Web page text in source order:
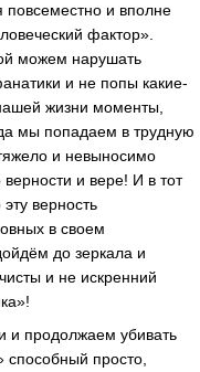
повсеместно и вполне
фактор».
можем нарушать
и не попы какие-
жизни моменты,
мы попадаем в трудную
и невыносимо
и вере! И в тот
верность
в своем
до зеркала и
и не искренний
и продолжаем убивать
способный просто,